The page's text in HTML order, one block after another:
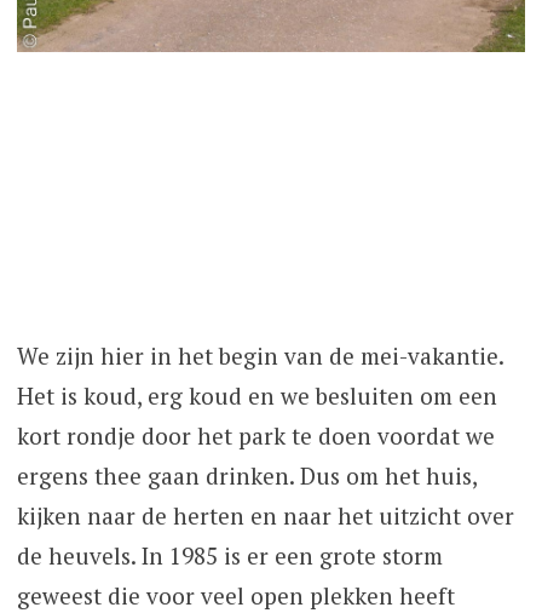
We zijn hier in het begin van de mei-vakantie.
Het is koud, erg koud en we besluiten om een
kort rondje door het park te doen voordat we
ergens thee gaan drinken. Dus om het huis,
kijken naar de herten en naar het uitzicht over
de heuvels. In 1985 is er een grote storm
geweest die voor veel open plekken heeft